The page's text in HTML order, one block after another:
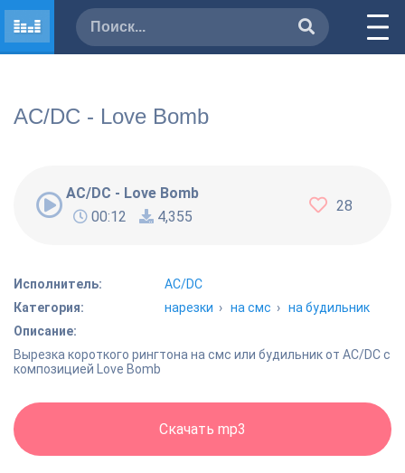
AC/DC - Love Bomb
AC/DC - Love Bomb
00:12
4,355
28
Исполнитель:
AC/DC
Категория:
нарезки ›на смс ›на будильник
Описание:
Вырезка короткого рингтона на смс или будильник от AC/DC с
композицией Love Bomb
Скачать mp3